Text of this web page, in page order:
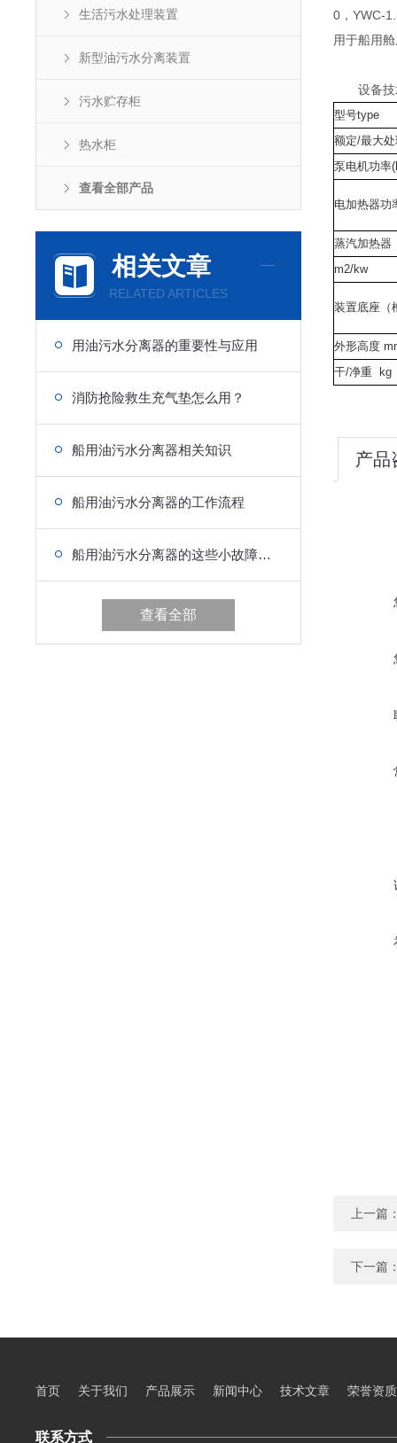
生活污水处理装置
新型油污水分离装置
污水贮存柜
热水柜
查看全部产品
相关文章
RELATED ARTICLES
用油污水分离器的重要性与应用
消防抢险救生充气垫怎么用？
船用油污水分离器相关知识
船用油污水分离器的工作流程
船用油污水分离器的这些小故障，如何一一解决？
查看全部
0，YWC-
用于船用
设备技
型号type
额定/最大
泵电机功率
电加热器功
蒸汽加热器
m2/kw
装置底座（
外形高度
干/净重 kg
产品
上一篇
下一篇
首页 关于我们 产品展示 新闻中心 技术文章 荣誉资质
联系方式